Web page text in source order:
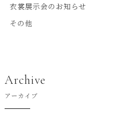
衣裳展示会のお知らせ
その他
Archive
アーカイブ